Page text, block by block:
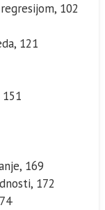
102
121
169
172